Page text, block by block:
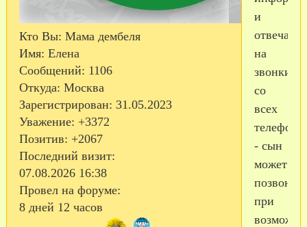
Кто Вы: Мама дембеля
Имя: Елена
Сообщений: 1106
Откуда: Москва
Зарегистрирован: 31.05.2023
Уважение: +3372
Позитив: +2067
Последний визит:
07.08.2026 16:38
Провел на форуме:
8 дней 12 часов
и
отвечать
на
звонки
со
всех
- сын
может
при